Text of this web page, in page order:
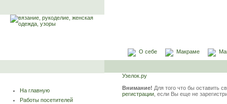
О себе Макраме
На главную
Работы посетителей
Узелок.ру
Внимание! Для того что бы оставить
регистрации , если Вы еще не